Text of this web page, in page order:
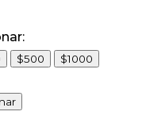
$500 $1000